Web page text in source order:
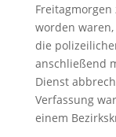
worden
die
anschließend
Dienst
Verfassung
einem